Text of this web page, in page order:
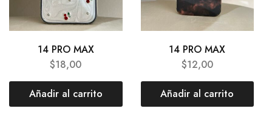
14 PRO MAX
$18,00
Añadir al carrito
14 PRO MAX
$12,00
Añadir al carrito